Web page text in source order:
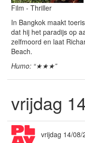
Film - Thriller
In Bangkok maakt
dat hij het paradijs op
zelfmoord en laat
Beach.
Humo: “★★★”
vrijdag
vrijdag 14/08/